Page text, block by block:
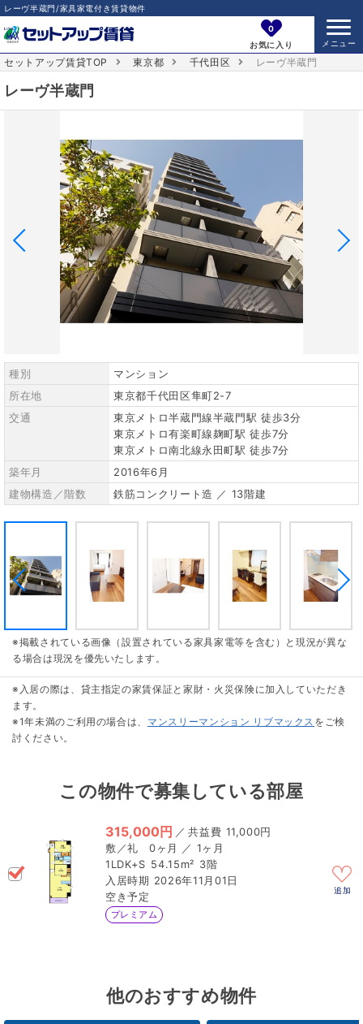
レーヴ半蔵門/家具家電付き賃貸物件
0
お気に入り
セットアップ賃貸TOP 東京都 千代田区 レーヴ半蔵門
レーヴ半蔵門
種別
マンション
所在地
東京都千代田区隼町2-7
交通
東京メトロ半蔵門線半蔵門駅 徒歩3分
東京メトロ有楽町線麹町駅 徒歩7分
東京メトロ南北線永田町駅 徒歩7分
築年月
2016年6月
建物構造／階数
鉄筋コンクリート造 ／ 13階建
※掲載されている画像（設置されている家具家電等を含む）と現況が異な
る場合は現況を優先いたします。
※入居の際は、貸主指定の家賃保証と家財・火災保険に加入していただき
ます。
※1年未満のご利用の場合は、 マンスリーマンション リブマックス をご検
討ください。
この物件で募集している部屋
315,000円 ／
11,000円
0ヶ月 ／ 1ヶ月
1LDK+S 54.15m² 3階
2026年11月01日
空き予定
プレミアム
追加
他のおすすめ物件